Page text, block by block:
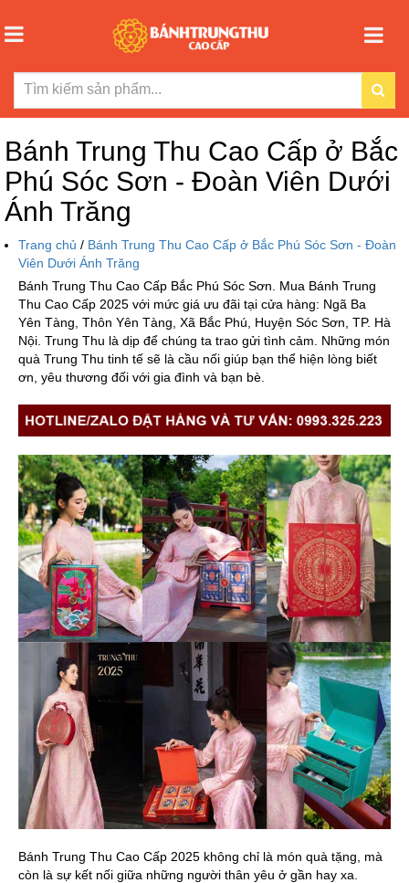
Bánh Trung Thu Cao Cấp ở Bắc
Phú Sóc Sơn - Đoàn Viên Dưới
Ánh Trăng
Trang chủ / Bánh Trung Thu Cao Cấp ở Bắc Phú Sóc Sơn - Đoàn
Viên Dưới Ánh Trăng
Bánh Trung Thu Cao Cấp Bắc Phú Sóc Sơn. Mua Bánh Trung
Thu Cao Cấp 2025 với mức giá ưu đãi tại cửa hàng: Ngã Ba
Yên Tàng, Thôn Yên Tàng, Xã Bắc Phú, Huyện Sóc Sơn, TP. Hà
Nội. Trung Thu là dịp để chúng ta trao gửi tình cảm. Những món
quà Trung Thu tinh tế sẽ là cầu nối giúp bạn thể hiện lòng biết
ơn, yêu thương đối với gia đình và bạn bè.
Bánh Trung Thu Cao Cấp 2025 không chỉ là món quà tặng, mà
còn là sự kết nối giữa những người thân yêu ở gần hay xa.